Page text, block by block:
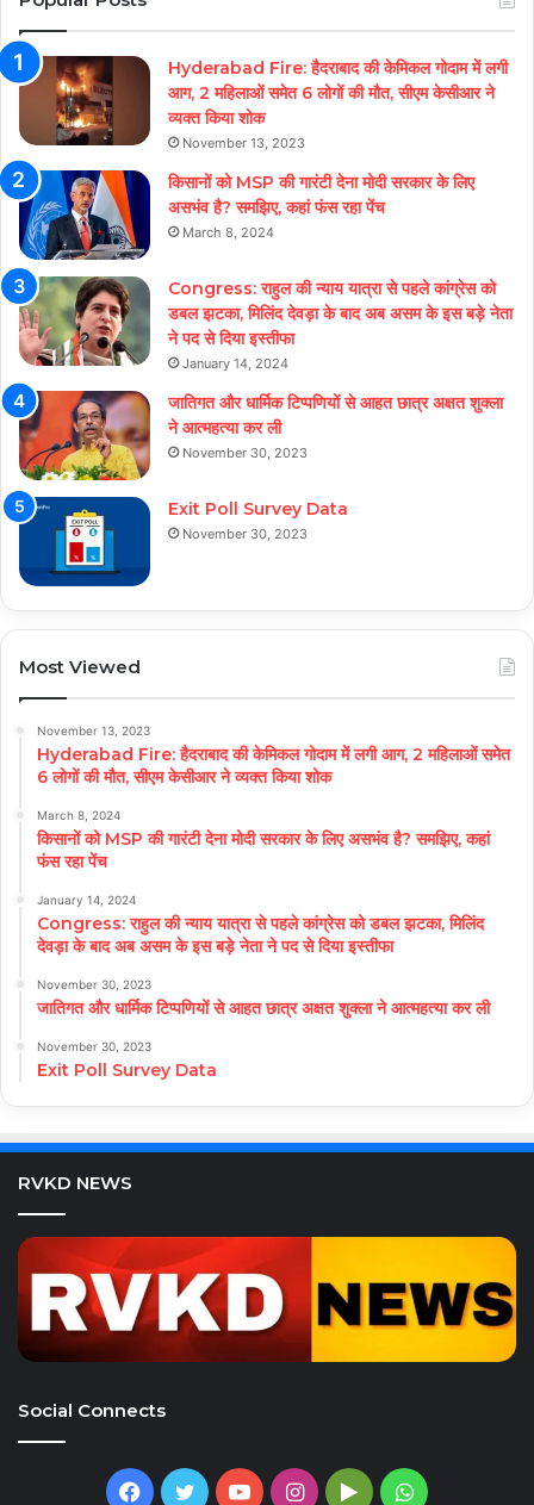
Hyderabad Fire: हैदराबाद की केमिकल गोदाम में लगी
आग, 2 महिलाओं समेत 6 लोगों की मौत, सीएम केसीआर ने
व्यक्त किया शोक
November 13, 2023
किसानों को MSP की गारंटी देना मोदी सरकार के लिए
असभंव है? समझिए, कहां फंस रहा पेंच
March 8, 2024
Congress: राहुल की न्याय यात्रा से पहले कांग्रेस को
डबल झटका, मिलिंद देवड़ा के बाद अब असम के इस बड़े नेता
ने पद से दिया इस्तीफा
January 14, 2024
जातिगत और धार्मिक टिप्पणियों से आहत छात्र अक्षत शुक्ला
ने आत्महत्या कर ली
November 30, 2023
Exit Poll Survey Data
November 30, 2023
Most Viewed
November 13, 2023
Hyderabad Fire: हैदराबाद की केमिकल गोदाम में लगी आग, 2 महिलाओं समेत
6 लोगों की मौत, सीएम केसीआर ने व्यक्त किया शोक
March 8, 2024
किसानों को MSP की गारंटी देना मोदी सरकार के लिए असभंव है? समझिए, कहां
फंस रहा पेंच
January 14, 2024
Congress: राहुल की न्याय यात्रा से पहले कांग्रेस को डबल झटका, मिलिंद
देवड़ा के बाद अब असम के इस बड़े नेता ने पद से दिया इस्तीफा
November 30, 2023
जातिगत और धार्मिक टिप्पणियों से आहत छात्र अक्षत शुक्ला ने आत्महत्या कर ली
November 30, 2023
Exit Poll Survey Data
RVKD NEWS
Social Connects
Facebook
TwitterYouTubeInstagram
GoogleWhatsApp